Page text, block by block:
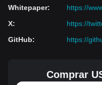
O preço do XLM é
principais fatores internos é
internacionais de baixo
alta velocidade e baixas
Whitepaper:
X:
https://
GitHub: https://
Comprar